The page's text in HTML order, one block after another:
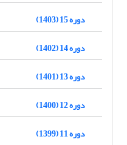
دوره 15 (1403)
دوره 14 (1402)
دوره 13 (1401)
دوره 12 (1400)
دوره 11 (1399)